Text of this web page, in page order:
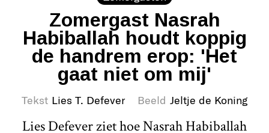
Zomergast Nasrah
Habiballah houdt koppig
de handrem erop: 'Het
gaat niet om mij'
Tekst Lies T. Defever Beeld Jeltje de Koning
Lies Defever ziet hoe Nasrah Habiballah